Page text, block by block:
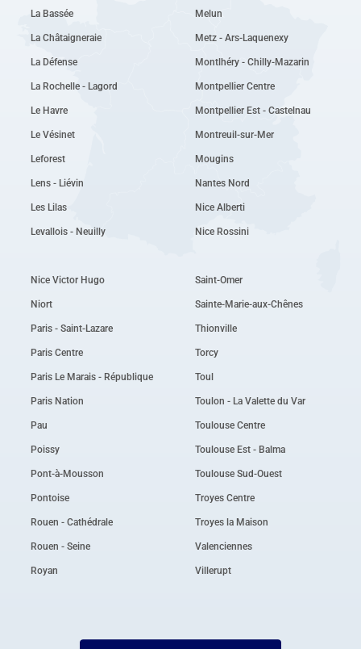
La Bassée
La Châtaigneraie
La Défense
La Rochelle - Lagord
Le Havre
Le Vésinet
Leforest
Lens - Liévin
Les Lilas
Levallois - Neuilly
Melun
Metz - Ars-Laquenexy
Montlhéry - Chilly-Mazarin
Montpellier Centre
Montpellier Est - Castelnau
Montreuil-sur-Mer
Mougins
Nantes Nord
Nice Alberti
Nice Rossini
Nice Victor Hugo
Niort
Paris - Saint-Lazare
Paris Centre
Paris Le Marais - République
Paris Nation
Pau
Poissy
Pont-à-Mousson
Pontoise
Rouen - Cathédrale
Rouen - Seine
Royan
Saint-Omer
Sainte-Marie-aux-Chênes
Thionville
Torcy
Toul
Toulon - La Valette du Var
Toulouse Centre
Toulouse Est - Balma
Toulouse Sud-Ouest
Troyes Centre
Troyes la Maison
Valenciennes
Villerupt